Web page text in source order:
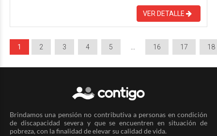
VER DETALLE
1 2 3 4 5 16 17 18
Brindamos una pensión no contributiva a personas en condición
de discapacidad severa y que se encuentren en situación de
pobreza, con la finalidad de elevar su calidad de vida.